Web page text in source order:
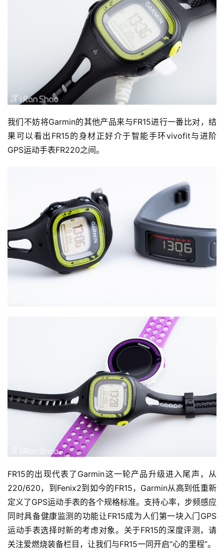
我们不妨将Garmin的其他产品来与FR15进行一番比对，结
果可以看出FR15的身材正好介于智能手环vivofit与进阶
GPS运动手表FR220之间。
FR15的出现代表了Garmin这一轮产品升级进入尾声，从
220/620，到Fenix2到如今的FR15，Garmin从高到低重新
定义了GPS运动手表的各个规格标准。支持心率，步频感应
同时具备健康监测的功能让FR15成为人们第一块入门GPS
运动手表选择时新的考虑对象。关于FR15的深度评测，请
关注爱燃烧装备栏目，让我们与FR15一同开启“心的里程”。